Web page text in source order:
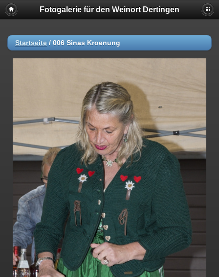
Fotogalerie für den Weinort Dertingen
Startseite / 006 Sinas Kroenung